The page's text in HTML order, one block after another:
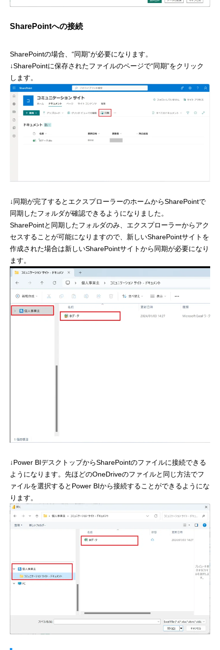
SharePointへの接続
SharePointの場合、“同期”が必要になります。
↓SharePointに保存されたファイルのページで“同期”をクリック
します。
↓同期が完了するとエクスプローラーのホームからSharePointで
同期したフォルダが確認できるようになりました。
SharePointと同期したフォルダのみ、エクスプローラーからアク
セスすることが可能になりますので、新しいSharePointサイトを
作成された場合は新しいSharePointサイトから同期が必要になり
ます。
↓Power BIデスクトップからSharePointのファイルに接続できる
ようになります。先ほどのOneDriveのファイルと同じ方法でフ
ァイルを選択するとPower BIから接続することができるようにな
ります。